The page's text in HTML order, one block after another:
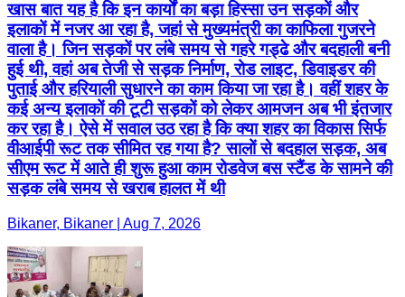
खास बात यह है कि इन कार्यों का बड़ा हिस्सा उन सड़कों और
इलाकों में नजर आ रहा है, जहां से मुख्यमंत्री का काफिला गुजरने
वाला है। जिन सड़कों पर लंबे समय से गहरे गड्ढे और बदहाली बनी
हुई थी, वहां अब तेजी से सड़क निर्माण, रोड लाइट, डिवाइडर की
पुताई और हरियाली सुधारने का काम किया जा रहा है। वहीं शहर के
कई अन्य इलाकों की टूटी सड़कों को लेकर आमजन अब भी इंतजार
कर रहा है। ऐसे में सवाल उठ रहा है कि क्या शहर का विकास सिर्फ
वीआईपी रूट तक सीमित रह गया है? सालों से बदहाल सड़क, अब
सीएम रूट में आते ही शुरू हुआ काम रोडवेज बस स्टैंड के सामने की
सड़क लंबे समय से खराब हालत में थी
Bikaner, Bikaner | Aug 7, 2026